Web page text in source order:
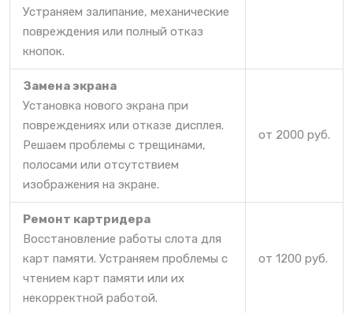
Устраняем залипание, механические
повреждения или полный отказ
кнопок.
Замена экрана
Установка нового экрана при
повреждениях или отказе дисплея.
Решаем проблемы с трещинами,
полосами или отсутствием
изображения на экране.
от 2000 руб.
Ремонт картридера
Восстановление работы слота для
карт памяти. Устраняем проблемы с
чтением карт памяти или их
некорректной работой.
от 1200 руб.